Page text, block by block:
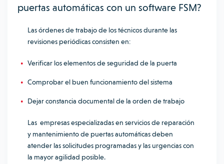
puertas automáticas con un software FSM?
Las órdenes de trabajo de los técnicos durante las
revisiones periódicas consisten en:
Verificar los elementos de seguridad de la puerta
Comprobar el buen funcionamiento del sistema
Dejar constancia documental de la orden de trabajo
Las empresas especializadas en servicios de reparación
y mantenimiento de puertas automáticas deben
atender las solicitudes programadas y las urgencias con
la mayor agilidad posible.